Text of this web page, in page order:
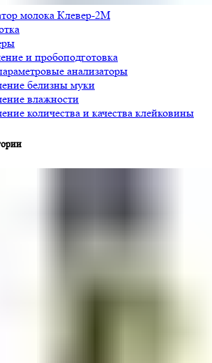
молока Клевер-2М
и пробоподготовка
анализаторы
белизны муки
влажности
количества и качества клейковины